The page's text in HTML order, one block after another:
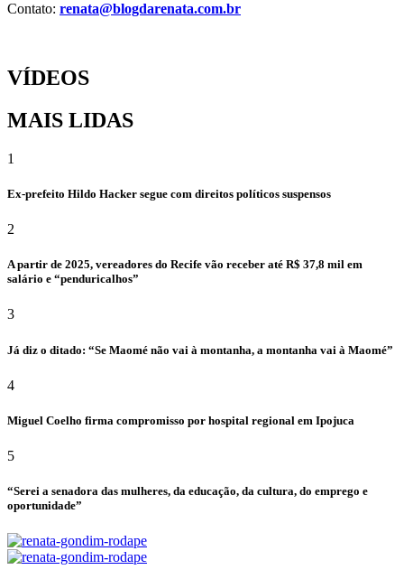
Contato: renata@blogdarenata.com.br
VÍDEOS
MAIS LIDAS
1
Ex-prefeito Hildo Hacker segue com direitos políticos suspensos
2
A partir de 2025, vereadores do Recife vão receber até R$ 37,8 mil em
salário e “penduricalhos”
3
Já diz o ditado: “Se Maomé não vai à montanha, a montanha vai à Maomé”
4
Miguel Coelho firma compromisso por hospital regional em Ipojuca
5
“Serei a senadora das mulheres, da educação, da cultura, do emprego e
oportunidade”